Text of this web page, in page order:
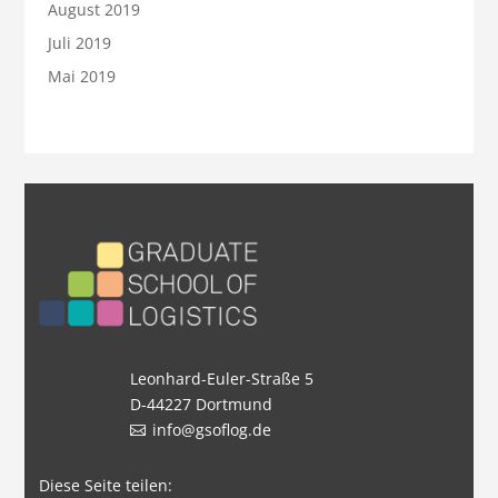
August 2019
Juli 2019
Mai 2019
Leonhard-Euler-Straße 5
D-44227 Dortmund
info@gsoflog.de
Diese Seite teilen: